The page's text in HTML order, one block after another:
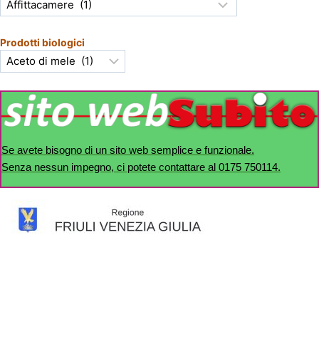
Prodotti biologici
Se avete bisogno di un sito web semplice e funzionale.
Senza nessun impegno, ci potete contattare al 0175 750114.